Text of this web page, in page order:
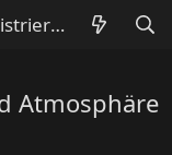
Registrieren
Atmosphäre